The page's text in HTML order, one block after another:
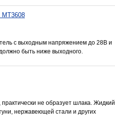
с выходным напряжением до 28В и
быть ниже выходного.
не образует шлака. Жидкий
нержавеющей стали и других